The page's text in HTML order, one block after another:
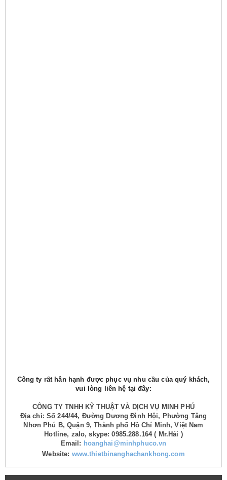
Công ty rất hân hạnh được phục vụ nhu cầu của quý khách,
vui lòng liên hệ tại đây:
CÔNG TY TNHH KỸ THUẬT VÀ DỊCH VỤ MINH PHÚ
Địa chỉ: Số 244/44, Đường Dương Đình Hội, Phường Tăng
Nhơn Phú B, Quận 9, Thành phố Hồ Chí Minh, Việt Nam
Hotline, zalo, skype: 0985.288.164 ( Mr.Hải )
Email: hoanghai@minhphuco.vn
Website: www.thietbinanghachankhong.com